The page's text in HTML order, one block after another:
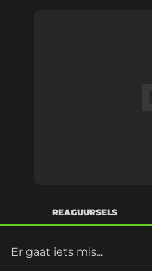
REAGUURSELS
Er gaat iets mis...